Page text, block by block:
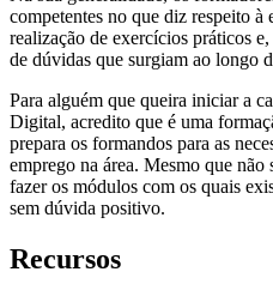
competentes no que diz respeito à
realização de exercícios práticos
de dúvidas que surgiam ao longo
Para alguém que queira iniciar a
Digital, acredito que é uma
prepara os formandos para as
emprego na área. Mesmo que não
fazer os módulos com os quais
sem dúvida positivo.
Recursos